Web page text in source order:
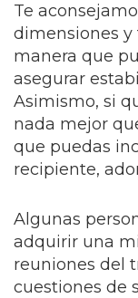
Te
dimensiones y
manera que
asegurar
Asimismo, si
nada mejor
que puedas
recipiente,
Algunas
adquirir una
reuniones del
cuestiones de